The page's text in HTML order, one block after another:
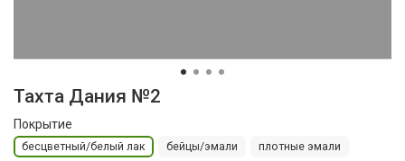
Тахта Дания №2
Покрытие
бесцветный/белый лак бейцы/эмали плотные эмали